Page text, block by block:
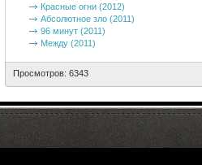
Красные огни (2012)
Абсолютное зло (2011)
96 минут (2011)
Между (2011)
Просмотров: 6343